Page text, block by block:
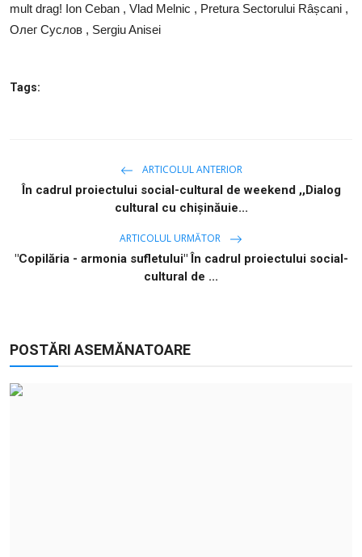
mult drag! Ion Ceban , Vlad Melnic , Pretura Sectorului Râșcani ,
Олег Суслов , Sergiu Anisei
Tags:
ARTICOLUL ANTERIOR
În cadrul proiectului social-cultural de weekend ,,Dialog
cultural cu chișinăuie...
ARTICOLUL URMĂTOR
"Copilăria - armonia sufletului" În cadrul proiectului social-
cultural de ...
POSTĂRI ASEMĂNATOARE